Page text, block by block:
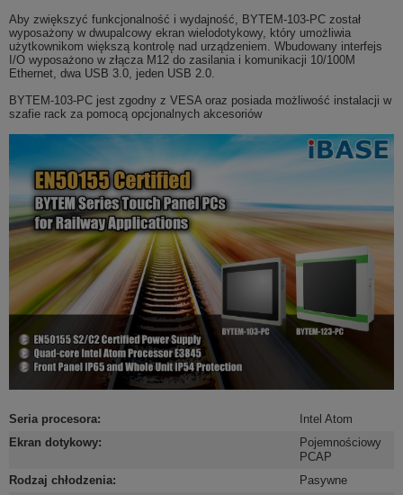
Aby zwiększyć funkcjonalność i wydajność, BYTEM-103-PC został
wyposażony w dwupalcowy ekran wielodotykowy, który umożliwia
użytkownikom większą kontrolę nad urządzeniem. Wbudowany interfejs
I/O wyposażono w złącza M12 do zasilania i komunikacji 10/100M
Ethernet, dwa USB 3.0, jeden USB 2.0.
BYTEM-103-PC jest zgodny z VESA oraz posiada możliwość instalacji w
szafie rack za pomocą opcjonalnych akcesoriów
Seria procesora:
Intel Atom
Ekran dotykowy:
Pojemnościowy
PCAP
Rodzaj chłodzenia:
Pasywne